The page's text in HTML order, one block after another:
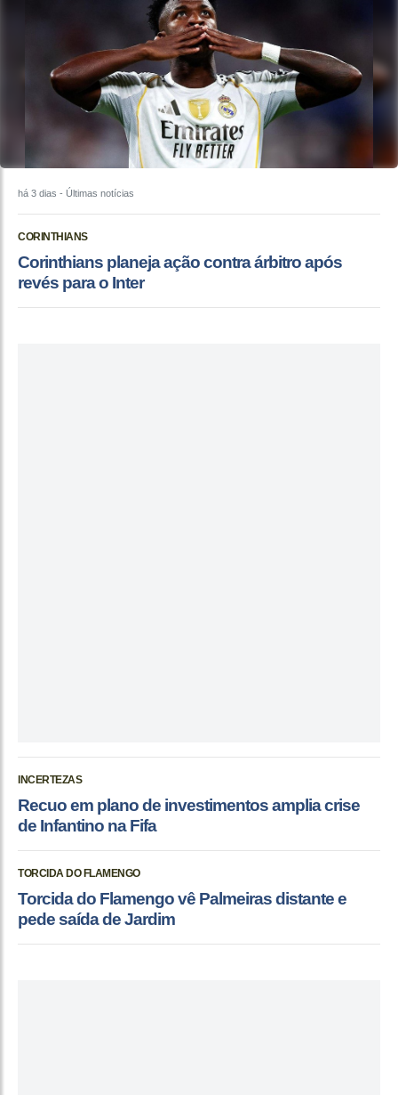
há 3 dias - Últimas notícias
CORINTHIANS
Corinthians planeja ação contra árbitro após
revés para o Inter
INCERTEZAS
Recuo em plano de investimentos amplia crise
de Infantino na Fifa
TORCIDA DO FLAMENGO
Torcida do Flamengo vê Palmeiras distante e
pede saída de Jardim